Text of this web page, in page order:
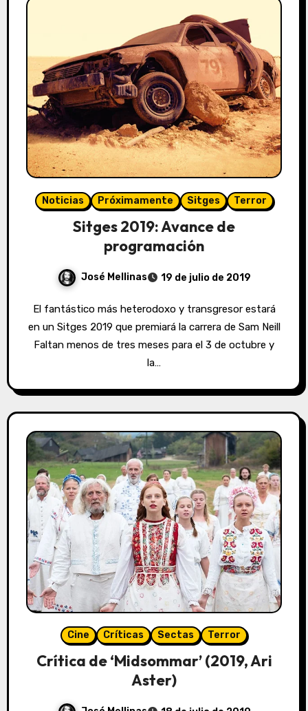
Noticias Próximamente Sitges Terror
Sitges 2019: Avance de
programación
José Mellinas 19 de julio de 2019
El fantástico más heterodoxo y transgresor estará
en un Sitges 2019 que premiará la carrera de Sam Neill
Faltan menos de tres meses para el 3 de octubre y
la…
Cine Críticas Sectas Terror
Crítica de ‘Midsommar’ (2019, Ari
Aster)